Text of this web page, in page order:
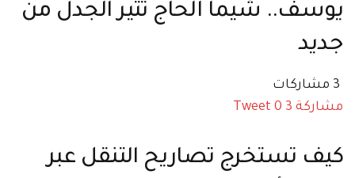
يوسف.. شيما الحاج تُثير الجدل من
جديد
مشاركة 3
Tweet 0
كيف تستخرج تصاريح التنقل عبر